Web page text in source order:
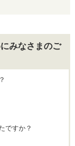
みなさまのご
ですか？